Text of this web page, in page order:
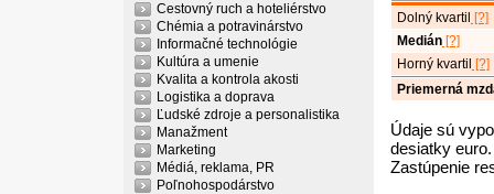
Cestovný ruch a hoteliérstvo
Chémia a potravinárstvo
Informačné technológie
Kultúra a umenie
Kvalita a kontrola akosti
Logistika a doprava
Ľudské zdroje a personalistika
Manažment
Marketing
Médiá, reklama, PR
Poľnohospodárstvo
Dolný kvartil
[?]
Medián[?]
Horný kvartil
[?]
Priemerná
Údaje sú
desiatky euro.
Zastúpenie